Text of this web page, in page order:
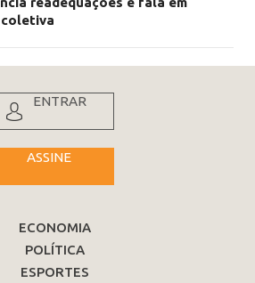
coletiva
ENTRAR
ASSINE
ECONOMIA
POLÍTICA
ESPORTES